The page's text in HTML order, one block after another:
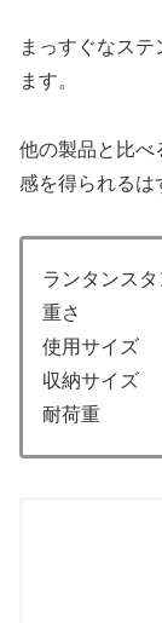
まっすぐなス
ます。
他の製品と比べ
感を得られるは
ランタンス
重さ ：
使用サイズ
収納サイ
耐荷重